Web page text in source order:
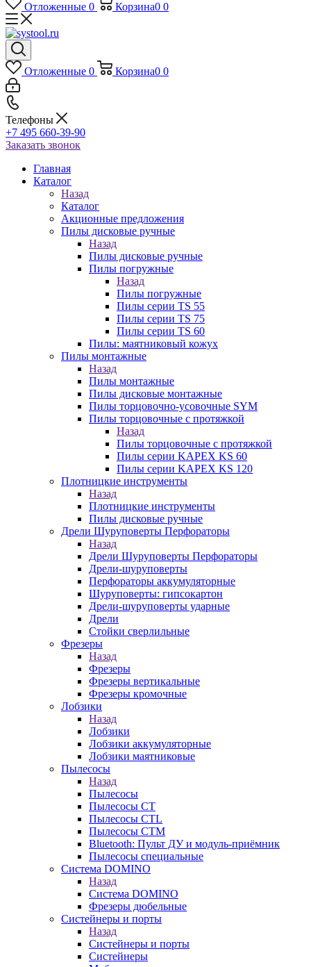
Отложенные 0 Корзина0 0
Отложенные 0 Корзина0 0
Телефоны
+7 495 660-39-90
Заказать звонок
Главная
Каталог
Назад
Каталог
Акционные предложения
Пилы дисковые ручные
Назад
Пилы дисковые ручные
Пилы погружные
Назад
Пилы погружные
Пилы серии TS 55
Пилы серии TS 75
Пилы серии TS 60
Пилы: маятниковый кожух
Пилы монтажные
Назад
Пилы монтажные
Пилы дисковые монтажные
Пилы торцовочно-усовочные SYM
Пилы торцовочные с протяжкой
Назад
Пилы торцовочные с протяжкой
Пилы серии KAPEX KS 60
Пилы серии KAPEX KS 120
Плотницкие инструменты
Назад
Плотницкие инструменты
Пилы дисковые ручные
Дрели Шуруповерты Перфораторы
Назад
Дрели Шуруповерты Перфораторы
Дрели-шуруповерты
Перфораторы аккумуляторные
Шуруповерты: гипсокартон
Дрели-шуруповерты ударные
Дрели
Стойки сверлильные
Фрезеры
Назад
Фрезеры
Фрезеры вертикальные
Фрезеры кромочные
Лобзики
Назад
Лобзики
Лобзики аккумуляторные
Лобзики маятниковые
Пылесосы
Назад
Пылесосы
Пылесосы CT
Пылесосы CTL
Пылесосы CTM
Bluetooth: Пульт ДУ и модуль-приёмник
Пылесосы специальные
Система DOMINO
Назад
Система DOMINO
Фрезеры дюбельные
Систейнеры и порты
Назад
Систейнеры и порты
Систейнеры